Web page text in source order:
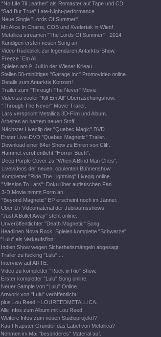
"No Life Til Leather" als Remaster auf Tape und CD.
"Sad But True" Late-Night-performance.
Neue Single "Lords Of Summer".
Mit Alice In Chains, COB und Kvelertak in Wien!
Metallica streamen "The Lords Of Summer" - 2014
Kündigen ersten neuen Song an.
Video-Rückblick zur legendären Antarktis-Show.
Freeze `Em All
Spielen am 9. Juli in der Wiener Krieau.
Stellen 50-minütiges "Garage Inc" Promovideo online.
Details zum Antarktis Konzert!
Trailer zum "Through The Never" Movie.
Video zu cooler "Kill Em All" Überraschungshow.
"Through The Never" Movie-Trailer.
Lars verspricht Metallica 3D-Film und Album.
Arbeiten an hartem neuen Stoff.
Nächster Liveclip der "Quebec Magic" DVD.
Erster Live-DVD "Quebec Magnetic" Trailer.
Download einer 84er Show zu Ehren von Cliff.
Hammet veröffentlicht "Horror-Buch".
Deep Purple Cover zu "When A Blind Man Cries".
Livevideos der neuen, opulenten Bühnenshow.
Kompletter "Ride The Lightning" Livegig online.
"Mission To Lars": Doku über autistischen Fan.
3-D Movie nimmt Form an.
"Beyond Magnetic" EP erscheint noch im Jänner.
Über 1h-Videomaterial der Jubiläumsshows.
"Just A Bullet Away" steht online.
Unveröffentlichter "Death Magnetic" Song.
Headlinen Nova Rock. Spielen komplette "Schwarze"
"Lulu" als Verkaufsflop!
Indien Show wegen Sicherheitsmängeln abgesagt.
Trailer zu fucking "Lulu"....
Interview auf ARTE.
Video zu kompletter "Rock in Rio" Show.
Erster kompletter "Lulu" Song online.
Neuer Sample von "Lulu" Online.
Artwork von "Lulu" veröffentlicht!
plus Lou Reed = LOUREEDMETALLICA.
Alle Infos zum Album mit Lou Reed!
Weitere Infos zum neuen Studioprojekt!?
Kauft Napster Gründer das Label von Metallica?
Nehmen im Mai "besonderes" Material auf.